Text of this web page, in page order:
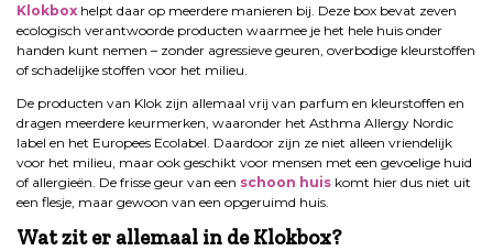
Klokbox helpt daar op meerdere manieren bij. Deze box bevat zeven
ecologisch verantwoorde producten waarmee je het hele huis onder
handen kunt nemen – zonder agressieve geuren, overbodige kleurstoffen
of schadelijke stoffen voor het milieu.
De producten van Klok zijn allemaal vrij van parfum en kleurstoffen en
dragen meerdere keurmerken, waaronder het Asthma Allergy Nordic
label en het Europees Ecolabel. Daardoor zijn ze niet alleen vriendelijk
voor het milieu, maar ook geschikt voor mensen met een gevoelige huid
of allergieën. De frisse geur van een schoon huis komt hier dus niet uit
een flesje, maar gewoon van een opgeruimd huis.
Wat zit er allemaal in de Klokbox?